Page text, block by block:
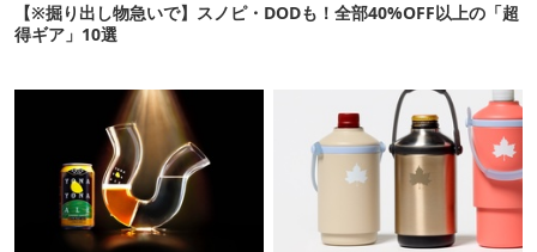
【※掘り出し物急いで】スノピ・DODも！全部40%OFF以上の「超
得ギア」10選